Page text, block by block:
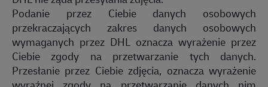
Podanie przez Ciebie danych osobowych
przekraczających zakres danych osobowych
wymaganych przez DHL oznacza wyrażenie przez
Ciebie zgody na przetwarzanie tych danych.
Przesłanie przez Ciebie zdjęcia, oznacza wyrażenie